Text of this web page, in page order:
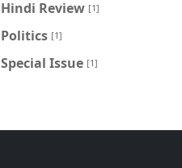
Hindi Review [1]
Politics [1]
Special Issue [1]